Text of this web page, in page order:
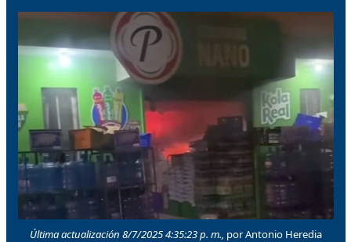
Última actualización 8/7/2025 4:35:23 p. m., por Antonio Heredia